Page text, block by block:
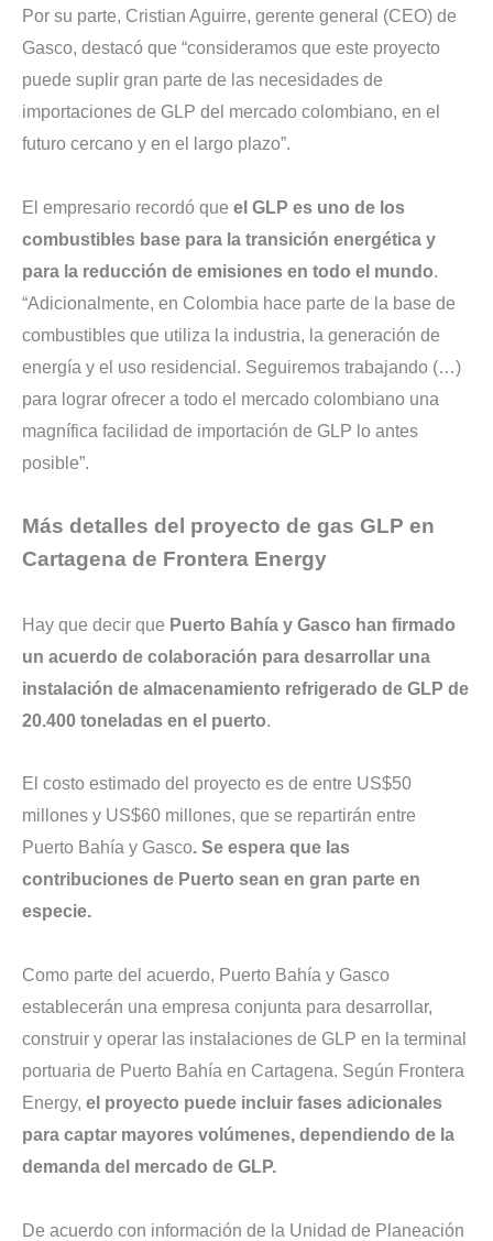
Por su parte, Cristian Aguirre, gerente general (CEO) de
Gasco, destacó que “consideramos que este proyecto
puede suplir gran parte de las necesidades de
importaciones de GLP del mercado colombiano, en el
futuro cercano y en el largo plazo”.
El empresario recordó que el GLP es uno de los
combustibles base para la transición energética y
para la reducción de emisiones en todo el mundo.
“Adicionalmente, en Colombia hace parte de la base de
combustibles que utiliza la industria, la generación de
energía y el uso residencial. Seguiremos trabajando (…)
para lograr ofrecer a todo el mercado colombiano una
magnífica facilidad de importación de GLP lo antes
posible”.
Más detalles del proyecto de gas GLP en
Cartagena de Frontera Energy
Hay que decir que Puerto Bahía y Gasco han firmado
un acuerdo de colaboración para desarrollar una
instalación de almacenamiento refrigerado de GLP de
20.400 toneladas en el puerto.
El costo estimado del proyecto es de entre US$50
millones y US$60 millones, que se repartirán entre
Puerto Bahía y Gasco. Se espera que las
contribuciones de Puerto sean en gran parte en
especie.
Como parte del acuerdo, Puerto Bahía y Gasco
establecerán una empresa conjunta para desarrollar,
construir y operar las instalaciones de GLP en la terminal
portuaria de Puerto Bahía en Cartagena. Según Frontera
Energy, el proyecto puede incluir fases adicionales
para captar mayores volúmenes, dependiendo de la
demanda del mercado de GLP.
De acuerdo con información de la Unidad de Planeación